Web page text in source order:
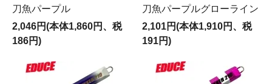
刀魚パープル
2,046円(本体1,860円、税
186円)
刀魚パープルグローライン
2,101円(本体1,910円、税
191円)